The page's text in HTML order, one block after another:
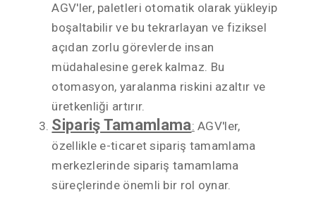
AGV'ler, paletleri otomatik olarak yükleyip
boşaltabilir ve bu tekrarlayan ve fiziksel
açıdan zorlu görevlerde insan
müdahalesine gerek kalmaz. Bu
otomasyon, yaralanma riskini azaltır ve
üretkenliği artırır.
Sipariş Tamamlama: AGV'ler,
özellikle e-ticaret sipariş tamamlama
merkezlerinde sipariş tamamlama
süreçlerinde önemli bir rol oynar.